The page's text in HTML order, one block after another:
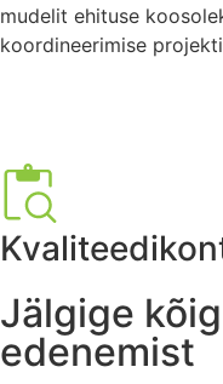
mudelit ehituse
koordineerimise
Jälgige
edenemist